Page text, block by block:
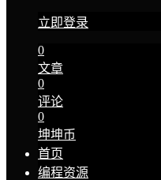
立即登录
0
文章
0
评论
0
坤坤币
首页
编程资源